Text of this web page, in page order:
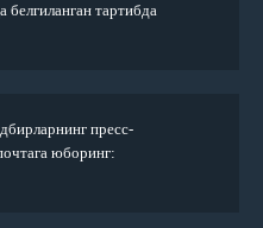
тартибда
пресс-
юборинг: